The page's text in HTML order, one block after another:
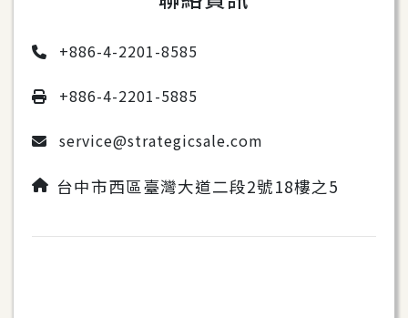
+886-4-2201-8585
+886-4-2201-5885
service@strategicsale.com
台中市西區臺灣大道二段2號18樓之5